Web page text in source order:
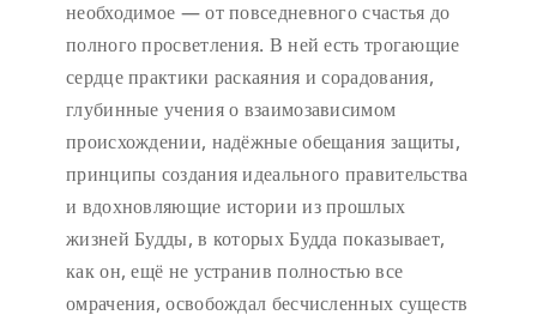
необходимое — от повседневного счастья до
полного просветления. В ней есть трогающие
сердце практики раскаяния и сорадования,
глубинные учения о взаимозависимом
происхождении, надёжные обещания защиты,
принципы создания идеального правительства
и вдохновляющие истории из прошлых
жизней Будды, в которых Будда показывает,
как он, ещё не устранив полностью все
омрачения, освобождал бесчисленных существ